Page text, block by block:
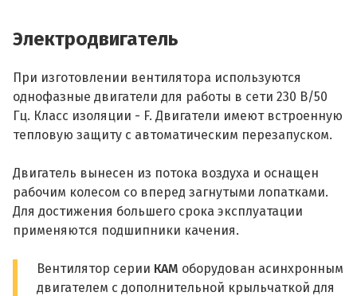
Электродвигатель
При изготовлении вентилятора используются
однофазные двигатели для работы в сети 230 В/50
Гц. Класс изоляции - F. Двигатели имеют встроенную
тепловую защиту с автоматическим перезапуском.
Двигатель вынесен из потока воздуха и оснащен
рабочим колесом со вперед загнутыми лопатками.
Для достижения большего срока эксплуатации
применяются подшипники качения.
Вентилятор серии КАМ оборудован асинхронным
двигателем с дополнительной крыльчаткой для